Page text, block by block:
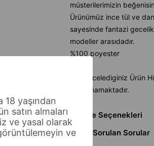
müsterilerimizin
Ürünümüz ince tül ve
sayesinde fantazi
modeller arasıdadır.
%100 poyester
Not :İncelediginiz Ürün
Bulunmamaktadır.
Ödeme Seçenekleri
Sıkça Sorulan Sorular
18 yaşından
satın almaları
ve yasal olarak
ve